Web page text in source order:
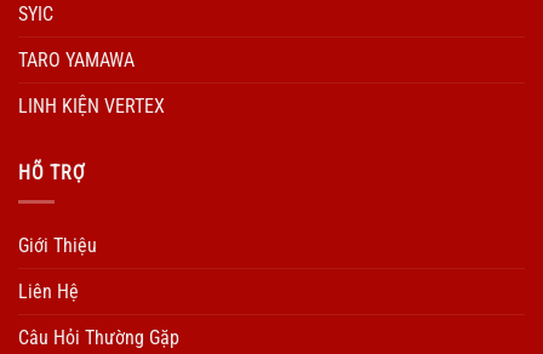
SYIC
TARO YAMAWA
LINH KIỆN VERTEX
HÕ TRỢ
Giới Thiệu
Liên Hệ
Câu Hỏi Thường Gặp